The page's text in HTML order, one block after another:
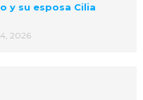
y su esposa Cilia
2026